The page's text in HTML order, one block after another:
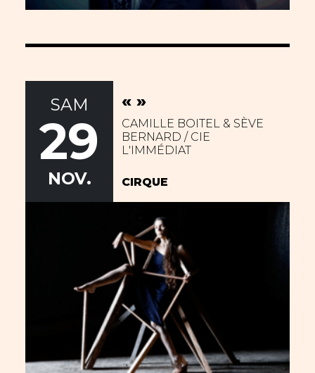
« »
CAMILLE BOITEL & SÈVE
BERNARD / CIE
L'IMMÉDIAT
CIRQUE
SAM
29
NOV.